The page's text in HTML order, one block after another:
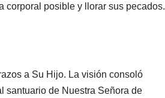
corporal posible y llorar sus pecados.
a Su Hijo. La visión consoló
santuario de Nuestra Señora de